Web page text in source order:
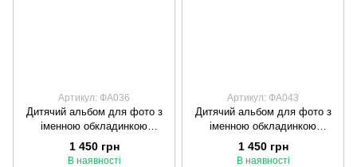
Артикул: ФА036
Дитячий альбом для фото з
іменною обкладинкою
«Сімба» Класика
1 450 грн
В наявності
Артикул: ФА043
Дитячий альбом для фото з
іменною обкладинкою
«Дівчинка з кошеням» Ліс
1 450 грн
В наявності